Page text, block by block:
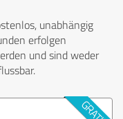
unabhängig
erfolgen
und sind weder